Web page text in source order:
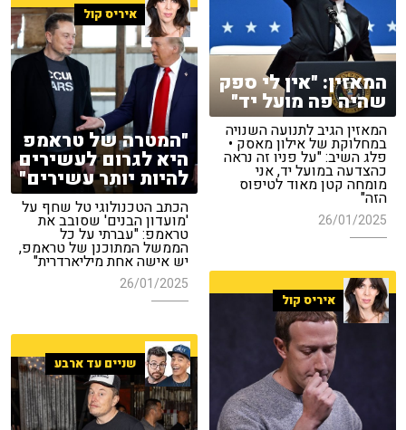
המאזין: "אין לי ספק
שהיה פה מועל יד"
המאזין הגיב לתנועה השנויה
במחלוקת של אילון מאסק •
פלג השיב: "על פניו זה נראה
כהצדעה במועל יד, אני
מומחה קטן מאוד לטיפוס
הזה"
26/01/2025
איריס קול
"המטרה של טראמפ
היא לגרום לעשירים
להיות יותר עשירים"
הכתב הטכנולוגי טל שחף על
'מועדון הבנים' שסובב את
טראמפ: "עברתי על כל
הממשל המתוכנן של טראמפ,
יש אישה אחת מיליארדרית"
26/01/2025
איריס קול
שניים עד ארבע